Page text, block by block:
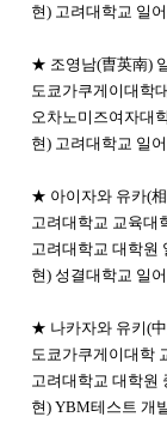
현) 고려대학교 일
★ 조영남(曺英南)
도쿄가쿠게이대학
오차노미즈여자대
현) 고려대학교 일
★ 아이자와 유카(
고려대학교 교육대
고려대학교 대학원
현) 성결대학교 일
★ 나카자와 유키(
도쿄가쿠게이대학
고려대학교 대학원
현) YBM테스트 개